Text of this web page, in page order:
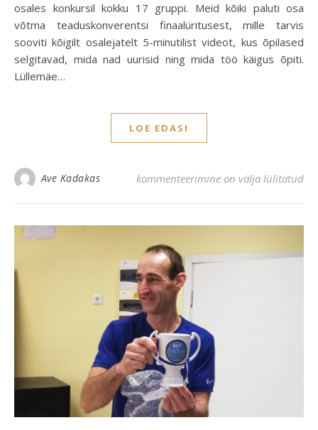
osales konkursil kokku 17 gruppi. Meid kõiki paluti osa
võtma teaduskonverentsi finaalüritusest, mille tarvis
sooviti kõigilt osalejatelt 5-minutilist videot, kus õpilased
selgitavad, mida nad uurisid ning mida töö käigus õpiti.
Lüllemäe…
LOE EDASI
Ave Kadakas Üleriiklikult teaduskonverentsilt II koht
kommenteerimine on välja lülitatud